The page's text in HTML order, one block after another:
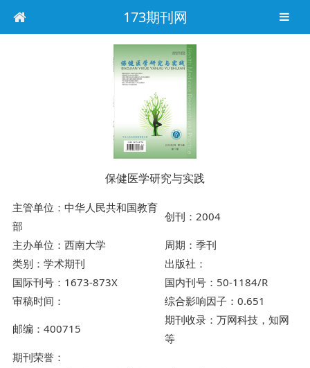
173期刊网
保健医学研究与实践
主管单位：中华人民共和国教育
部
创刊：2004
主办单位：西南大学
周期：季刊
类别：学术期刊
出版社：
国际刊号：1673-873X
国内刊号：50-1184/R
审稿时间：
综合影响因子：0.651
邮编：400715
期刊收录：万网科技，知网
等
期刊荣誉：